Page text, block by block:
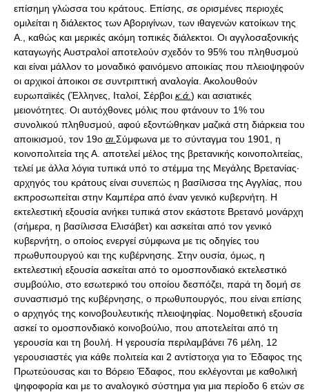
επίσημη γλώσσα του κράτους. Επίσης, σε ορισμένες περιοχές
ομιλείται η διάλεκτος των Αβοριγίνων, των ιθαγενών κατοίκων της
Α., καθώς και μερικές ακόμη τοπικές διάλεκτοι. Οι αγγλοσαξονικής
καταγωγής Αυστραλοί αποτελούν σχεδόν το 95% του πληθυσμού
και είναι μάλλον το μοναδικό φαινόμενο αποικίας που πλειοψηφούν
οι αρχικοί άποικοι σε συντριπτική αναλογία. Ακολουθούν
ευρωπαϊκές (Έλληνες, Ιταλοί, Σέρβοι κ.ά. ) και ασιατικές
μειονότητες. Οι αυτόχθονες μόλις που φτάνουν το 1% του
συνολικού πληθυσμού, αφού εξοντώθηκαν μαζικά στη διάρκεια του
αποικισμού, τον 19ο αι. Σύμφωνα με το σύνταγμα του 1901, η
κοινοπολιτεία της Α. αποτελεί μέλος της βρετανικής κοινοπολιτείας,
τελεί με άλλα λόγια τυπικά υπό το στέμμα της Μεγάλης Βρετανίας·
αρχηγός του κράτους είναι συνεπώς η βασίλισσα της Αγγλίας, που
εκπροσωπείται στην Καμπέρα από έναν γενικό κυβερνήτη. Η
εκτελεστική εξουσία ανήκει τυπικά στον εκάστοτε Βρετανό μονάρχη
(σήμερα, η βασίλισσα Ελισάβετ) και ασκείται από τον γενικό
κυβερνήτη, ο οποίος ενεργεί σύμφωνα με τις οδηγίες του
πρωθυπουργού και της κυβέρνησης. Στην ουσία, όμως, η
εκτελεστική εξουσία ασκείται από το ομοσπονδιακό εκτελεστικό
συμβούλιο, στο εσωτερικό του οποίου δεσπόζει, παρά τη δομή σε
συνασπισμό της κυβέρνησης, ο πρωθυπουργός, που είναι επίσης
ο αρχηγός της κοινοβουλευτικής πλειοψηφίας. Νομοθετική εξουσία
ασκεί το ομοσπονδιακό κοινοβούλιο, που αποτελείται από τη
γερουσία και τη βουλή. Η γερουσία περιλαμβάνει 76 μέλη, 12
γερουσιαστές για κάθε πολιτεία και 2 αντίστοιχα για το Έδαφος της
Πρωτεύουσας και το Βόρειο Έδαφος, που εκλέγονται με καθολική
ψηφοφορία και με το αναλογικό σύστημα για μια περίοδο 6 ετών σε